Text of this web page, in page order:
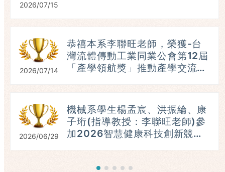
2026/07/15
2026/07/14
恭禧本系李聯旺老師，榮獲-台
灣流體傳動工業同業公會第12屆
「產學領航獎」推動產學交流與
2026/06/29
機械系學生楊孟宸、洪振綸、康
子珩(指導教授：李聯旺老師)參
加2026智慧健康科技創新競